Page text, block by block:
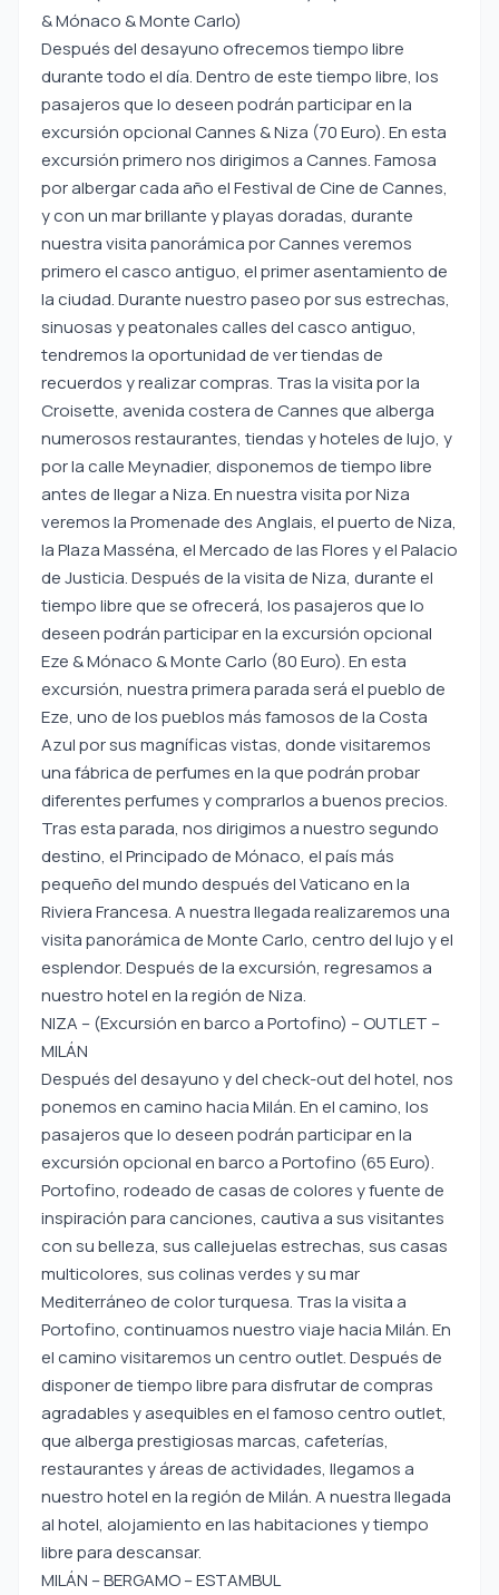
& Mónaco & Monte Carlo)
Después del desayuno ofrecemos tiempo libre
durante todo el día. Dentro de este tiempo libre, los
pasajeros que lo deseen podrán participar en la
excursión opcional Cannes & Niza (70 Euro). En esta
excursión primero nos dirigimos a Cannes. Famosa
por albergar cada año el Festival de Cine de Cannes,
y con un mar brillante y playas doradas, durante
nuestra visita panorámica por Cannes veremos
primero el casco antiguo, el primer asentamiento de
la ciudad. Durante nuestro paseo por sus estrechas,
sinuosas y peatonales calles del casco antiguo,
tendremos la oportunidad de ver tiendas de
recuerdos y realizar compras. Tras la visita por la
Croisette, avenida costera de Cannes que alberga
numerosos restaurantes, tiendas y hoteles de lujo, y
por la calle Meynadier, disponemos de tiempo libre
antes de llegar a Niza. En nuestra visita por Niza
veremos la Promenade des Anglais, el puerto de Niza,
la Plaza Masséna, el Mercado de las Flores y el Palacio
de Justicia. Después de la visita de Niza, durante el
tiempo libre que se ofrecerá, los pasajeros que lo
deseen podrán participar en la excursión opcional
Eze & Mónaco & Monte Carlo (80 Euro). En esta
excursión, nuestra primera parada será el pueblo de
Eze, uno de los pueblos más famosos de la Costa
Azul por sus magníficas vistas, donde visitaremos
una fábrica de perfumes en la que podrán probar
diferentes perfumes y comprarlos a buenos precios.
Tras esta parada, nos dirigimos a nuestro segundo
destino, el Principado de Mónaco, el país más
pequeño del mundo después del Vaticano en la
Riviera Francesa. A nuestra llegada realizaremos una
visita panorámica de Monte Carlo, centro del lujo y el
esplendor. Después de la excursión, regresamos a
nuestro hotel en la región de Niza.
NIZA – (Excursión en barco a Portofino) – OUTLET –
MILÁN
Después del desayuno y del check-out del hotel, nos
ponemos en camino hacia Milán. En el camino, los
pasajeros que lo deseen podrán participar en la
excursión opcional en barco a Portofino (65 Euro).
Portofino, rodeado de casas de colores y fuente de
inspiración para canciones, cautiva a sus visitantes
con su belleza, sus callejuelas estrechas, sus casas
multicolores, sus colinas verdes y su mar
Mediterráneo de color turquesa. Tras la visita a
Portofino, continuamos nuestro viaje hacia Milán. En
el camino visitaremos un centro outlet. Después de
disponer de tiempo libre para disfrutar de compras
agradables y asequibles en el famoso centro outlet,
que alberga prestigiosas marcas, cafeterías,
restaurantes y áreas de actividades, llegamos a
nuestro hotel en la región de Milán. A nuestra llegada
al hotel, alojamiento en las habitaciones y tiempo
libre para descansar.
MILÁN – BERGAMO – ESTAMBUL